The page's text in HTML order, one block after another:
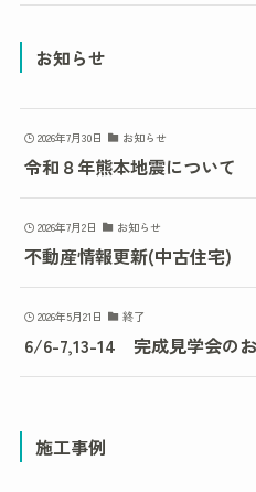
お知らせ
2026年7月30日 お知らせ
令和８年熊本地震について
2026年7月2日 お知らせ
不動産情報更新(中古住宅)
2026年5月21日 終了
6/6-7,13-14 完成見学会の
施工事例